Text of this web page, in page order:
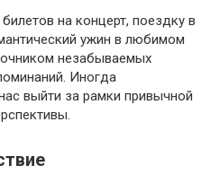
на концерт, поездку в
ужин в любимом
незабываемых
Иногда
выйти за рамки привычной